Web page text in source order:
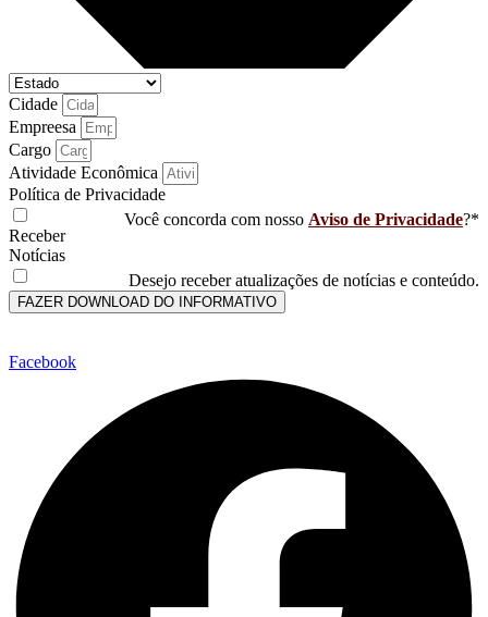
Cidade
Empreesa
Cargo
Atividade Econômica
Política de Privacidade
Você concorda com nosso Aviso de Privacidade?*
Receber
Notícias
Desejo receber atualizações de notícias e conteúdo.
FAZER DOWNLOAD DO INFORMATIVO
Facebook